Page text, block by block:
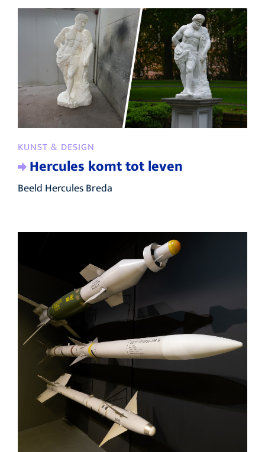
KUNST & DESIGN
Hercules komt tot leven
Beeld Hercules Breda